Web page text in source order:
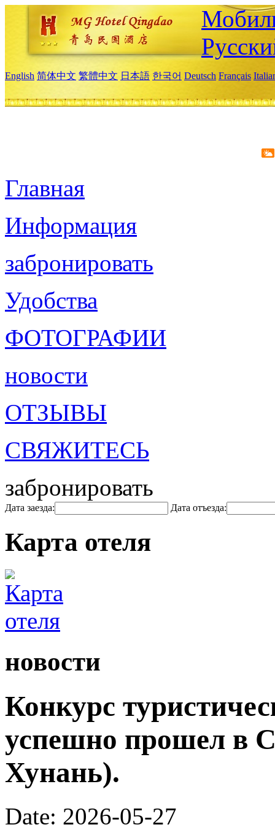
English 简体中文 繁體中文 日本語 한국어 Deutsch Français
Главная
Информация
забронировать
Удобства
ФОТОГРАФИИ
новости
ОТЗЫВЫ
СВЯЖИТЕСЬ
забронировать
Дата заезда: Дата отъезда:
Карта отеля
новости
Конкурс
успешно прошел в
Хунань).
Date: 2026-05-27